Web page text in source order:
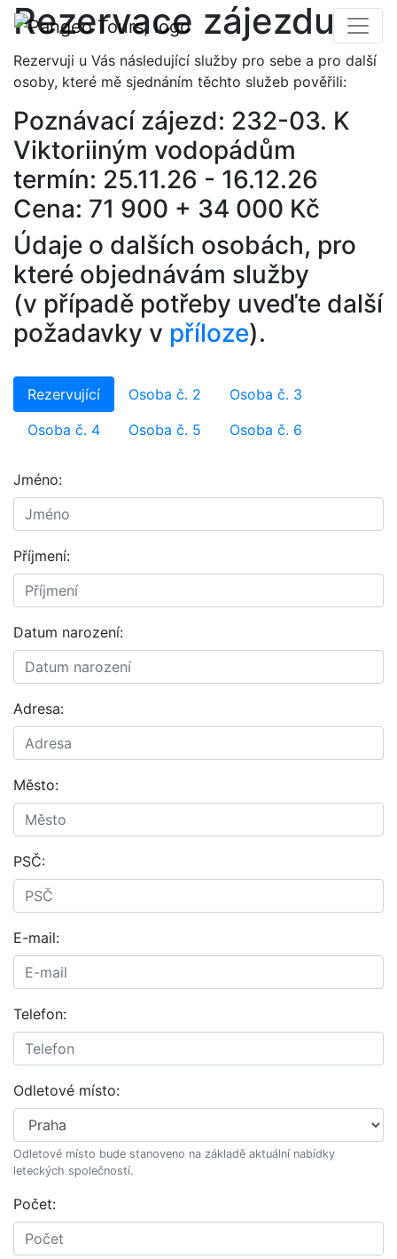
Rezervace zájezdu
Rezervuji u Vás následující služby pro sebe a pro další
osoby, které mě sjednáním těchto služeb pověřili:
Poznávací zájezd: 232-03. K
Viktoriiným vodopádům
termín: 25.11.26 - 16.12.26
Cena: 71 900 + 34 000 Kč
Údaje o dalších osobách, pro
které objednávám služby
(v případě potřeby uveďte další
požadavky v příloze).
Rezervující Osoba č. 2
Osoba č. 3
Osoba č. 4
Osoba č. 5 Osoba č. 6
Jméno:
Příjmení:
Datum narození:
Adresa:
Město:
PSČ:
E-mail:
Telefon:
Odletové místo:
Odletové místo bude stanoveno na základě aktuální nabídky
leteckých společností.
Počet: